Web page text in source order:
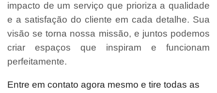
impacto de um serviço que prioriza a qualidade
e a satisfação do cliente em cada detalhe. Sua
visão se torna nossa missão, e juntos podemos
criar espaços que inspiram e funcionam
perfeitamente.
Entre em contato agora mesmo e tire todas as